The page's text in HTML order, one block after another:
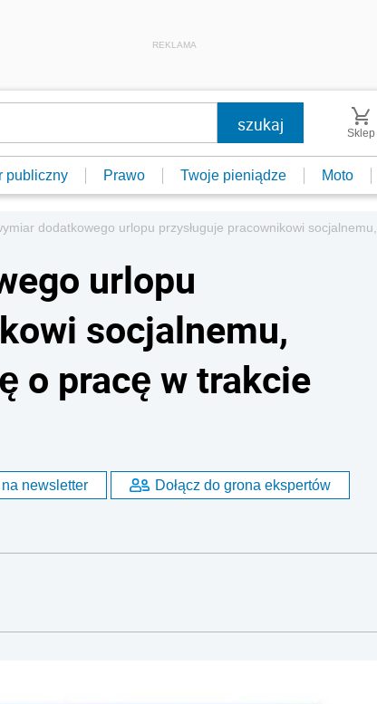
REKLAMA
Sklep
publiczny Prawo Twoje pieniądze Moto
dodatkowego urlopu przysługuje pracownikowi
urlopu
socjalnemu,
o pracę w trakcie
newsletter Dołącz do grona ekspertów